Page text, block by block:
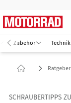
Zubehör Technik
Ratgeber
SCHRAUBERTIPPS